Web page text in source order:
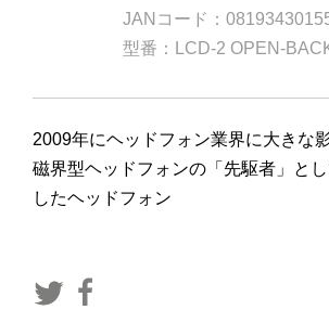
JANコード：
型番：LCD-2 OPEN-
2009年にヘッドフォン業界に大きな
磁界型ヘッドフォンの「先駆者」と
したヘッドフォン